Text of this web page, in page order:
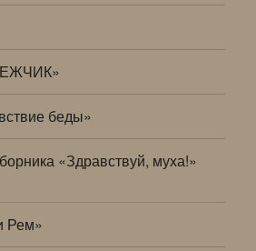
беды»
«Здравствуй, муха!»
Рем»